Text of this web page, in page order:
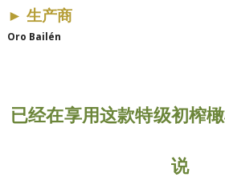
► 生产商
Oro Bailén
已经在享用这款特级初榨
说